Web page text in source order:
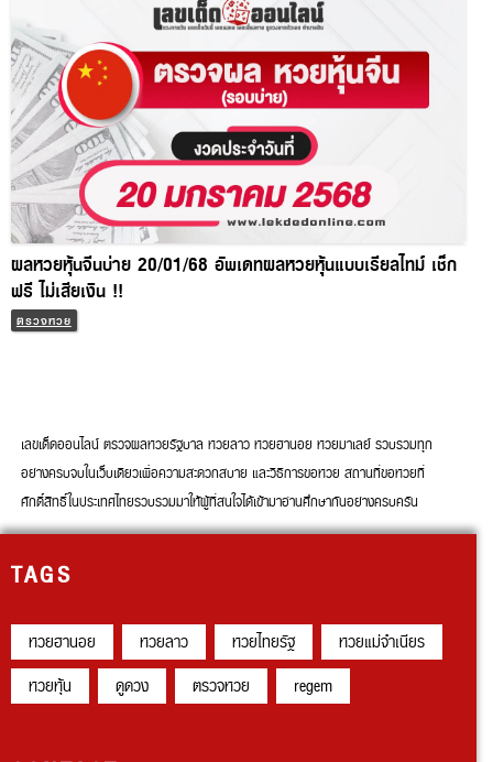
ผลหวยหุ้นจีนบ่าย 20/01/68 อัพเดทผลหวยหุ้นแบบเรียลไทม์ เช็ก
ฟรี ไม่เสียเงิน !!
ตรวจหวย
เลขเด็ดออนไลน์ ตรวจผลหวยรัฐบาล หวยลาว หวยฮานอย หวยมาเลย์ รวบรวมทุก
อย่างครบจบในเว็บเดียวเพื่อความสะดวกสบาย และวิธีการขอหวย สถานที่ขอหวยที่
ศักดิ์สิทธิ์ในประเทศไทยรวบรวมมาให้ผู้ที่สนใจได้เข้ามาอ่านศึกษากันอย่างครบครัน
TAGS
หวยฮานอย หวยลาว หวยไทยรัฐ
หวยแม่จำเนียร
หวยหุ้น
ดูดวง ตรวจหวย regem